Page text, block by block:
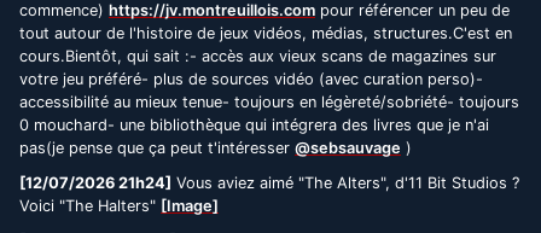
commence) https://jv.montreuillois.com pour référencer un peu de
tout autour de l'histoire de jeux vidéos, médias, structures.C'est en
cours.Bientôt, qui sait :- accès aux vieux scans de magazines sur
votre jeu préféré- plus de sources vidéo (avec curation perso)-
accessibilité au mieux tenue- toujours en légèreté/sobriété- toujours
0 mouchard- une bibliothèque qui intégrera des livres que je n'ai
pas(je pense que ça peut t'intéresser @sebsauvage )
[12/07/2026 21h24] Vous aviez aimé "The Alters", d'11 Bit Studios ?
Voici "The Halters" [Image]